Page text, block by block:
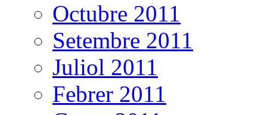
Octubre 2011
Setembre 2011
Juliol 2011
Febrer 2011